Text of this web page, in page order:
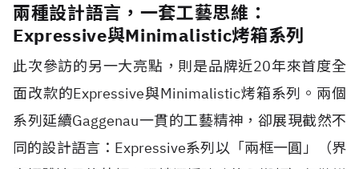
兩種設計語言，一套工藝思維：
Expressive與Minimalistic烤箱系列
此次參訪的另一大亮點，則是品牌近20年來首度全
面改款的Expressive與Minimalistic烤箱系列。兩個
系列延續Gaggenau一貫的工藝精神，卻展現截然不
同的設計語言：Expressive系列以「兩框一圓」（界